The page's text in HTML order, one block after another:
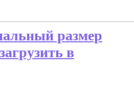
размер
в